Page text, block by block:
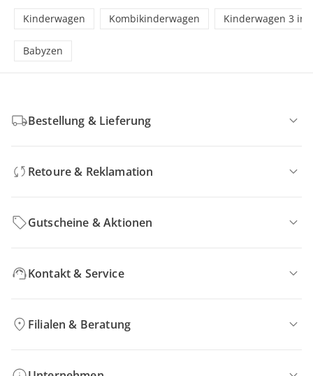
Kinderwagen Kombikinderwagen Kinderwagen 3 in
Babyzen
Bestellung & Lieferung
Retoure & Reklamation
Gutscheine & Aktionen
Kontakt & Service
Filialen & Beratung